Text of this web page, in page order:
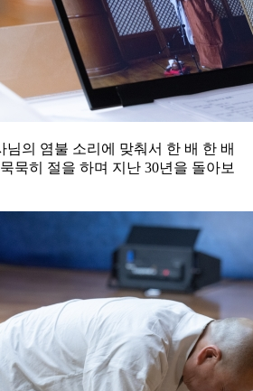
님의 염불 소리에 맞춰서 한 배 한 배
묵히 절을 하며 지난 30년을 돌아보